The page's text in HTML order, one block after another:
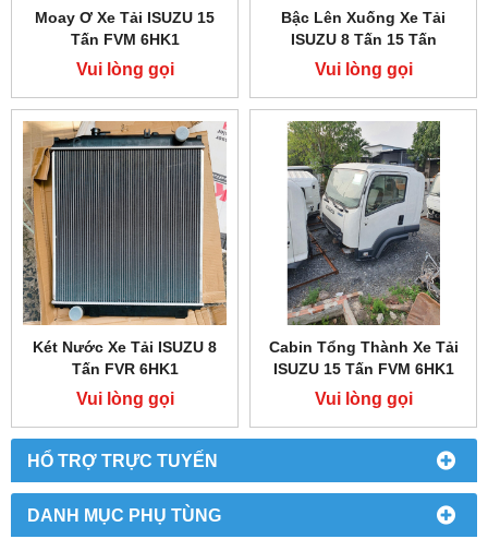
HỔ TRỢ TRỰC TUYẾN
DANH MỤC PHỤ TÙNG
Moay Ơ Xe Tải ISUZU 15
Tấn FVM 6HK1
Vui lòng gọi
Bậc Lên Xuống Xe Tải
ISUZU 8 Tấn 15 Tấn
Vui lòng gọi
Két Nước Xe Tải ISUZU 8
Tấn FVR 6HK1
Vui lòng gọi
Cabin Tổng Thành Xe Tải
ISUZU 15 Tấn FVM 6HK1
Vui lòng gọi